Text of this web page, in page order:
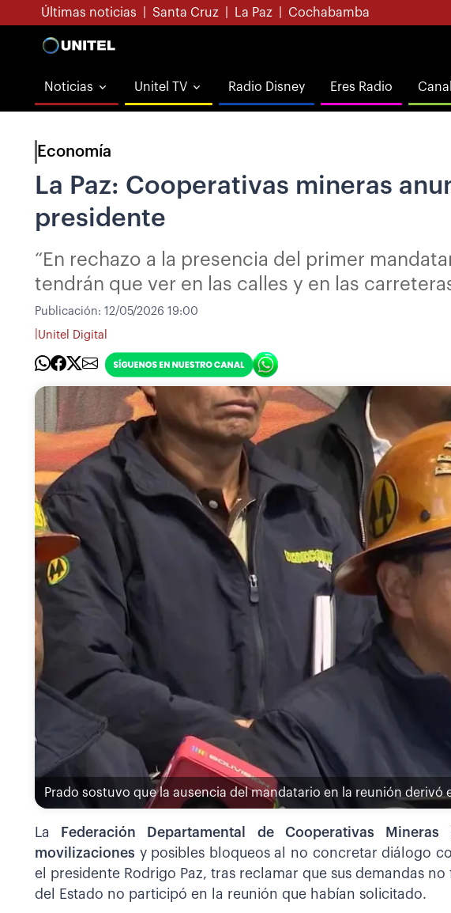
Últimas noticias Santa Cruz La Paz Cochabamba
Noticias Unitel TV Radio Disney Eres Radio
Economía
La Paz: Cooperativas mineras
presidente
“En rechazo a la presencia del primer
tendrán que ver en las calles y en las
Publicación: 12/05/2026 19:00
Unitel Digital
Prado sostuvo que la ausencia del mandatario en la reunión
La
Federación Departamental de Cooperativas
movilizaciones y posibles bloqueos al no concretar diálogo
el presidente Rodrigo Paz, tras reclamar que sus demandas
del Estado no participó en la reunión que habían solicitado.